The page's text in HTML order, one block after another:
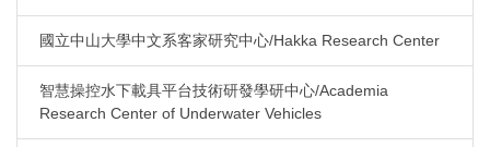
國立中山大學中文系客家研究中心/Hakka Research Center
智慧操控水下載具平台技術研發學研中心/Academia
Research Center of Underwater Vehicles